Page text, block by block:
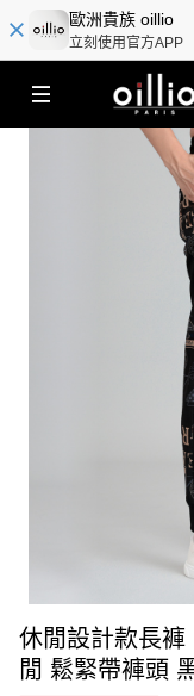
歐洲貴族 oillio
立刻使用官方APP
休閒設計款長
閒 鬆緊帶褲頭